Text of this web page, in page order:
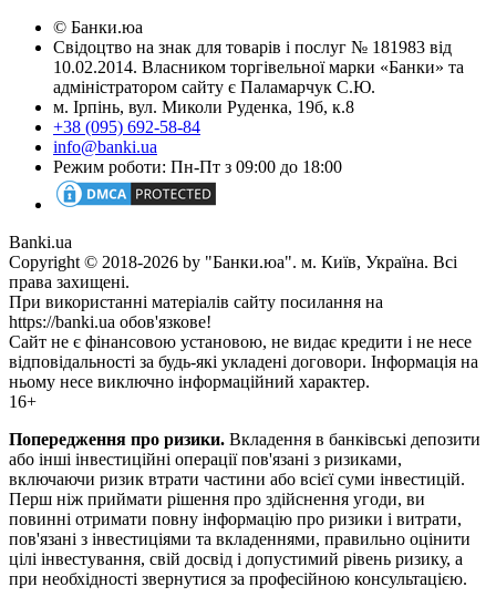
© Банки.юа
Свідоцтво на знак для товарів і послуг № 181983 від
10.02.2014. Власником торгівельної марки «Банки» та
адміністратором сайту є Паламарчук С.Ю.
м. Ірпінь, вул. Миколи Руденка, 19б, к.8
+38 (095) 692-58-84
info@banki.ua
Режим роботи: Пн-Пт з 09:00 до 18:00
Banki.ua
Copyright © 2018-2026 by "Банки.юа". м. Київ, Україна. Всі
права захищені.
При використанні матеріалів сайту посилання на
https://banki.ua обов'язкове!
Сайт не є фінансовою установою, не видає кредити і не несе
відповідальності за будь-які укладені договори. Інформація на
ньому несе виключно інформаційний характер.
16+
Попередження про ризики. Вкладення в банківські депозити
або інші інвестиційні операції пов'язані з ризиками,
включаючи ризик втрати частини або всієї суми інвестицій.
Перш ніж приймати рішення про здійснення угоди, ви
повинні отримати повну інформацію про ризики і витрати,
пов'язані з інвестиціями та вкладеннями, правильно оцінити
цілі інвестування, свій досвід і допустимий рівень ризику, а
при необхідності звернутися за професійною консультацією.